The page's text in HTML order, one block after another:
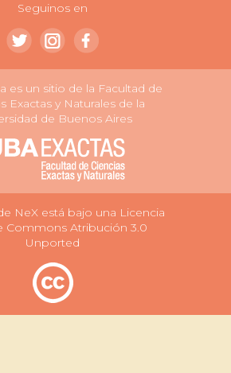
Seguinos en
es un sitio de la Facultad de
Exactas y Naturales de la
de Buenos Aires
NeX está bajo una Licencia
Commons Atribución 3.0
Unported